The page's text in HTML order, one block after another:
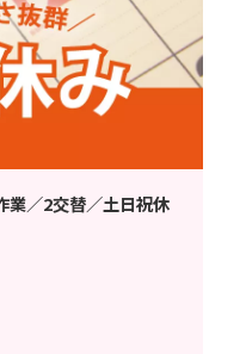
業／2交替／土日祝休